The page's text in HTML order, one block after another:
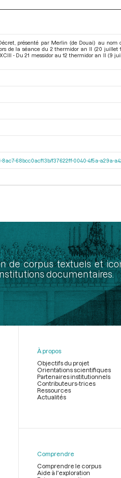
présenté par Merlin (de Douai) au
de la séance du 2 thermidor an II (20
- Du 21 messidor au 12 thermidor an II (9
8ac7-68bcc0acf13b/f37622ff-0040-4f5a-a29a-
de corpus textuels et
documentaires.
page
À propos
Objectifs du projet
Orientations scientifiques
Partenaires institutionnels
Contributeurs-trices
Ressources
Actualités
Comprendre
Comprendre le corpus
Aide à l'exploration